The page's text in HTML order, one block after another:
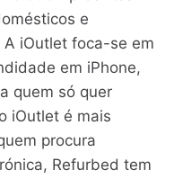
e
iOutlet foca-se em
em iPhone,
quem só quer
iOutlet é mais
procura
Refurbed tem